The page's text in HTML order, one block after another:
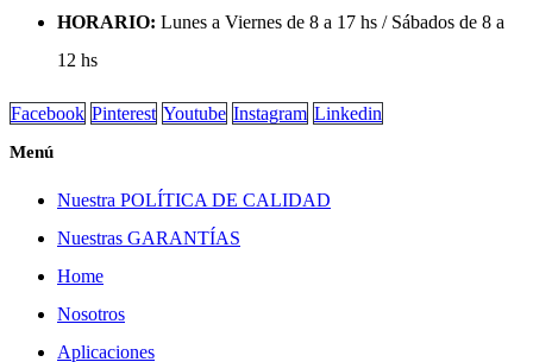
HORARIO: Lunes a Viernes de 8 a 17 hs / Sábados de 8 a
12 hs
Facebook Pinterest Youtube Instagram Linkedin
Menú
Nuestra POLÍTICA DE CALIDAD
Nuestras GARANTÍAS
Home
Nosotros
Aplicaciones